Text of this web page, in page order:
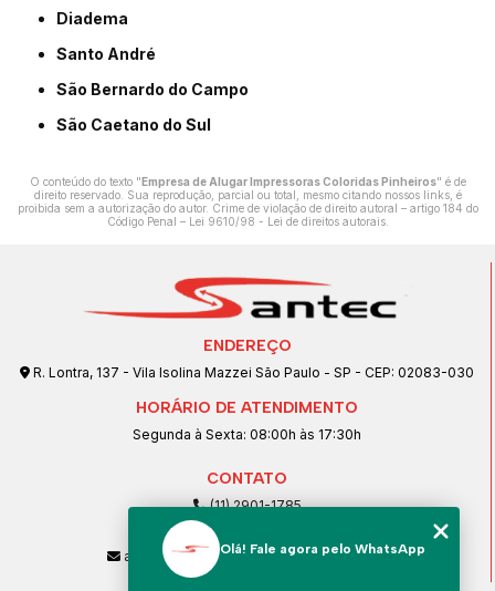
Diadema
Santo André
São Bernardo do Campo
São Caetano do Sul
O conteúdo do texto "Empresa de Alugar Impressoras Coloridas Pinheiros" é de
direito reservado. Sua reprodução, parcial ou total, mesmo citando nossos links, é
proibida sem a autorização do autor. Crime de violação de direito autoral – artigo 184 do
Código Penal – Lei 9610/98 - Lei de direitos autorais.
ENDEREÇO
R. Lontra, 137 - Vila Isolina Mazzei São Paulo - SP - CEP: 02083-030
HORÁRIO DE ATENDIMENTO
Segunda à Sexta: 08:00h às 17:30h
CONTATO
(11) 2901-1785
(11) 99239-1832
atendimento@santeccopiadoras.com.br
Olá! Fale agora pelo WhatsApp